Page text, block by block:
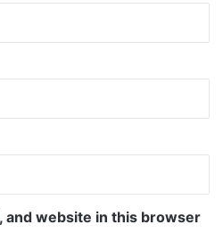
and website in this browser